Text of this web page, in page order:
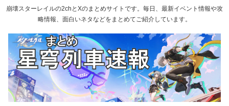
崩壊スターレイルの2chとXのまとめサイトです。毎日、最新イベント情報や攻
略情報、面白いネタなどをまとめてご紹介しています。